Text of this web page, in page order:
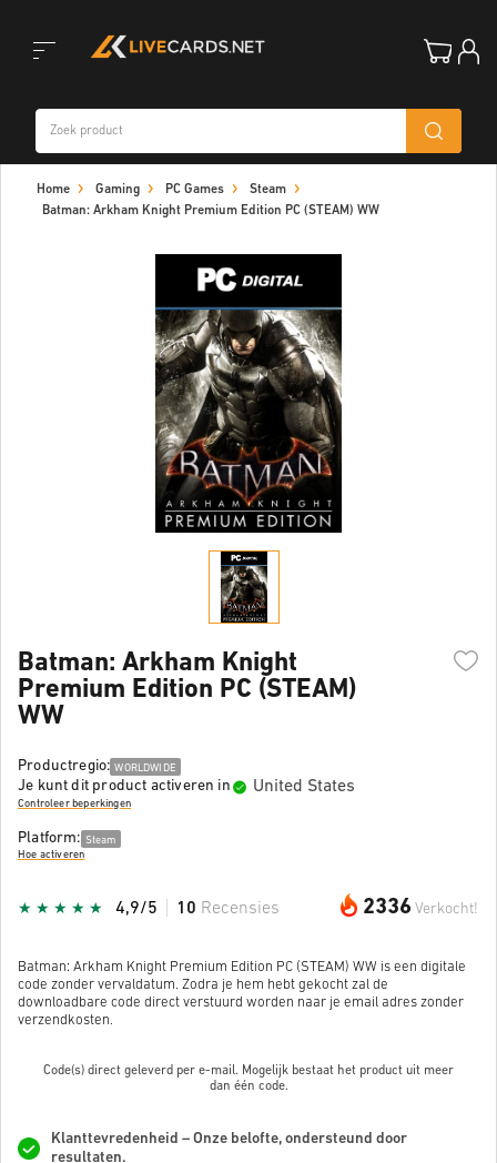
navigation
Home Gaming PC Games
Steam
Batman: Arkham Knight Premium Edition PC (STEAM) WW
Batman: Arkham Knight
Premium Edition PC (STEAM)
WW
Productregio: WORLDWIDE
Je kunt dit product activeren in United States
Controleer beperkingen
Platform: Steam
Hoe activeren
2336 Verkocht!
4,9/5 10 Recensies
Batman: Arkham Knight Premium Edition PC (STEAM) WW is een digitale
code zonder vervaldatum. Zodra je hem hebt gekocht zal de
downloadbare code direct verstuurd worden naar je email adres zonder
verzendkosten.
Code(s) direct geleverd per e-mail. Mogelijk bestaat het product uit meer
dan één code.
Klanttevredenheid – Onze belofte, ondersteund door
resultaten.